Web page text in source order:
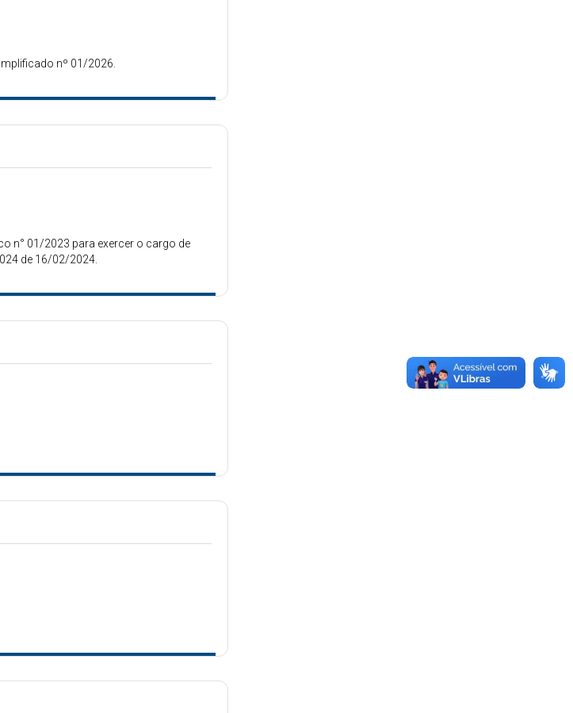
nº 01/2026.
n° 01/2023 para exercer o cargo de
de 16/02/2024.